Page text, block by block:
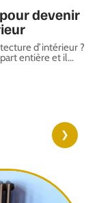
devenir
d’intérieur ?
entière et il…